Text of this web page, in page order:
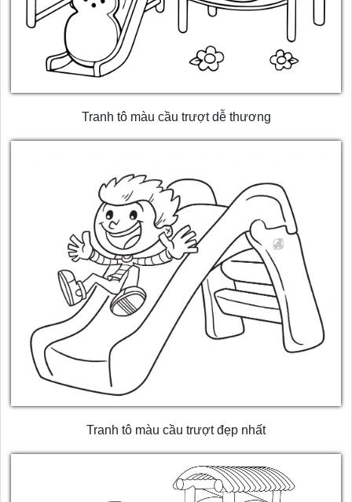
Tranh tô màu cầu trượt dễ thương
Tranh tô màu cầu trượt đẹp nhất